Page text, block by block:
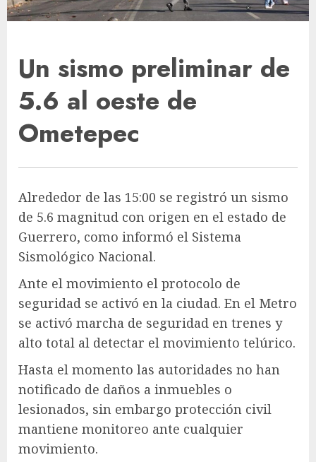
Un sismo preliminar de
5.6 al oeste de
Ometepec
Alrededor de las 15:00 se registró un sismo
de 5.6 magnitud con origen en el estado de
Guerrero, como informó el Sistema
Sismológico Nacional.
Ante el movimiento el protocolo de
seguridad se activó en la ciudad. En el Metro
se activó marcha de seguridad en trenes y
alto total al detectar el movimiento telúrico.
Hasta el momento las autoridades no han
notificado de daños a inmuebles o
lesionados, sin embargo protección civil
mantiene monitoreo ante cualquier
movimiento.